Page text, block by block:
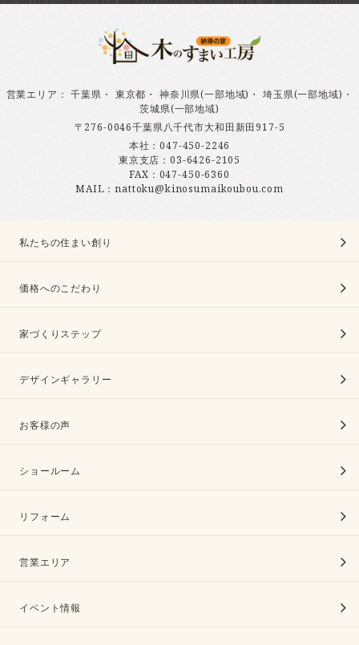
営業エリア ：千葉県 ・ 東京都 ・ 神奈川県(一部地域) ・ 埼玉県(一部地域) ・
茨城県(一部地域)
〒276-0046千葉県八千代市大和田新田917-5
本社：047-450-2246
東京支店：03-6426-2105
FAX：047-450-6360
MAIL：nattoku@kinosumaikoubou.com
私たちの住まい創り
価格へのこだわり
家づくりステップ
デザインギャラリー
お客様の声
ショールーム
リフォーム
営業エリア
イベント情報